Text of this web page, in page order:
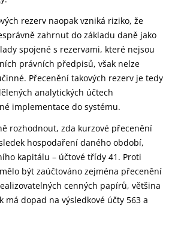
rezerv naopak vzniká riziko, že
zahrnut do základu daně jako
spojené s rezervami, které nejsou
právních předpisů, však nelze
Přecenění takových rezerv je tedy
analytických účtech
implementace do systému.
rozhodnout, zda kurzové přecenění
hospodaření daného období,
kapitálu – účtové třídy 41. Proti
být zaúčtováno zejména přecenění
cenných papírů, většina
má dopad na výsledkové účty 563 a